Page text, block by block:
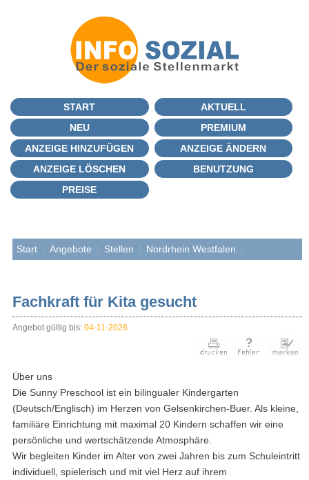
START
AKTUELL
NEU
PREMIUM
ANZEIGE HINZUFÜGEN
ANZEIGE ÄNDERN
ANZEIGE LÖSCHEN
BENUTZUNG
PREISE
Start : Angebote : Stellen : Nordrhein Westfalen :
Fachkraft für Kita gesucht
Angebot gültig bis: 04-11-2026
Über uns
Die Sunny Preschool ist ein bilingualer Kindergarten
(Deutsch/Englisch) im Herzen von Gelsenkirchen-Buer. Als kleine,
familiäre Einrichtung mit maximal 20 Kindern schaffen wir eine
persönliche und wertschätzende Atmosphäre.
Wir begleiten Kinder im Alter von zwei Jahren bis zum Schuleintritt
individuell, spielerisch und mit viel Herz auf ihrem